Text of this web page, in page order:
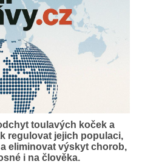
toulavých koček a
regulovat jejich populaci,
eliminovat výskyt chorob,
i na člověka.